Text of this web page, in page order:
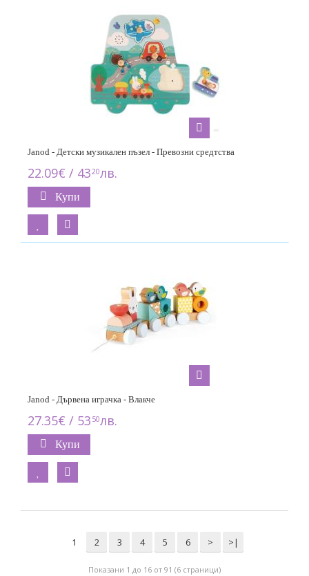
Janod - Детски музикален пъзел - Превозни средтства
22.09€ / 4320лв.
Купи
Janod - Дървена играчка - Влакче
27.35€ / 53 50лв.
Купи
1 2 3 4 5 6 > >|
Показани 1 до 16 от 91 (6 страници)